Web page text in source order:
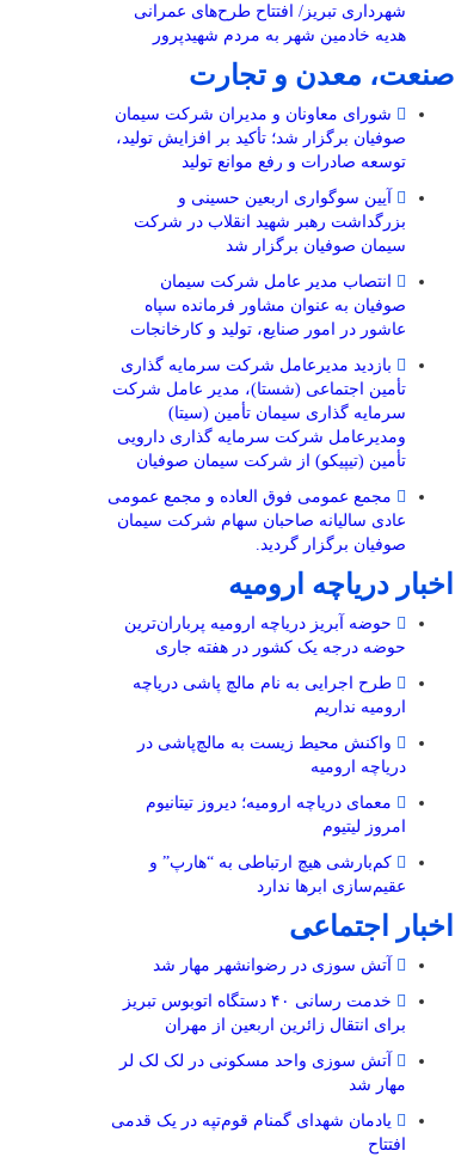
شهرداری تبریز/ افتتاح طرح‌های عمرانی
هدیه خادمین شهر به مردم شهیدپرور
صنعت، معدن و تجارت
شورای معاونان و مدیران شرکت سیمان
صوفیان برگزار شد؛ تأکید بر افزایش تولید،
توسعه صادرات و رفع موانع تولید
آیین سوگواری اربعین حسینی و
بزرگداشت رهبر شهید انقلاب در شرکت
سیمان صوفیان برگزار شد
انتصاب مدیر عامل شرکت سیمان
صوفیان به عنوان مشاور فرمانده سپاه
عاشور در امور صنایع، تولید و کارخانجات
بازدید مدیرعامل شرکت سرمایه گذاری
تأمین اجتماعی (شستا)، مدیر عامل شرکت
سرمایه گذاری سیمان تأمین (سیتا)
ومدیرعامل شرکت سرمایه گذاری دارویی
تأمین (تیپیکو) از شرکت سیمان صوفیان
مجمع عمومی فوق العاده و مجمع عمومی
عادی سالیانه صاحبان سهام شرکت سیمان
صوفیان برگزار گردید.
اخبار دریاچه ارومیه
حوضه آبریز دریاچه ارومیه پرباران‌ترین
حوضه‌ درجه یک کشور در هفته جاری
طرح اجرایی به نام مالچ پاشی دریاچه
ارومیه نداریم
واکنش محیط زیست به مالچ‌پاشی در
دریاچه ارومیه
معمای دریاچه ارومیه؛ دیروز تیتانیوم
امروز لیتیوم
کم‌بارشی هیچ ارتباطی به “هارپ” و
عقیم‌سازی ابرها ندارد
اخبار اجتماعی
آتش سوزی در رضوانشهر مهار شد
خدمت رسانی ۴۰ دستگاه اتوبوس تبریز
برای انتقال زائرین اربعین از مهران
آتش سوزی واحد مسکونی در لک لک لر
مهار شد
یادمان شهدای گمنام قوم‌تپه در یک قدمی
افتتاح